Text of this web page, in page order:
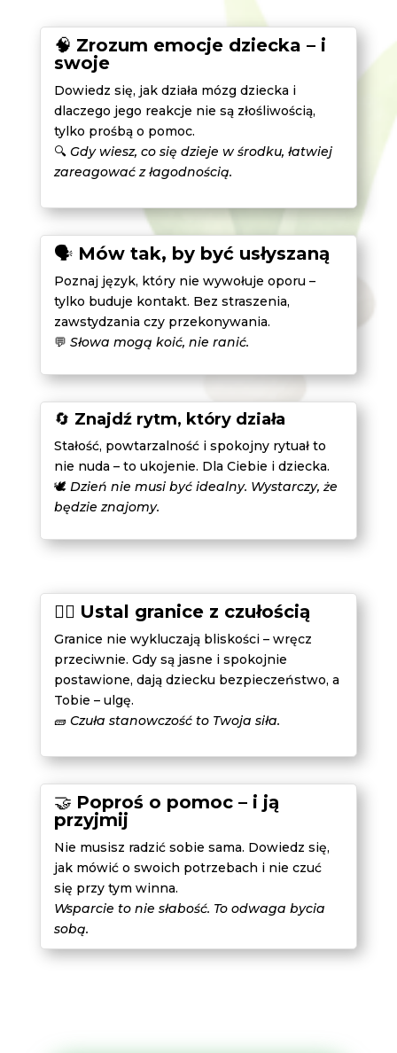
🧠 Zrozum emocje dziecka – i
swoje
Dowiedz się, jak działa mózg dziecka i
dlaczego jego reakcje nie są złośliwością,
tylko prośbą o pomoc.
🔍 Gdy wiesz, co się dzieje w środku, łatwiej
zareagować z łagodnością.
🗣️ Mów tak, by być usłyszaną
Poznaj język, który nie wywołuje oporu –
tylko buduje kontakt. Bez straszenia,
zawstydzania czy przekonywania.
💬 Słowa mogą koić, nie ranić.
🔄 Znajdź rytm, który działa
Stałość, powtarzalność i spokojny rytuał to
nie nuda – to ukojenie. Dla Ciebie i dziecka.
🕊 Dzień nie musi być idealny. Wystarczy, że
będzie znajomy.
🧍‍♀️ Ustal granice z czułością
Granice nie wykluczają bliskości – wręcz
przeciwnie. Gdy są jasne i spokojnie
postawione, dają dziecku bezpieczeństwo, a
Tobie – ulgę.
🧱 Czuła stanowczość to Twoja siła.
🤝 Poproś o pomoc – i ją
przyjmij
Nie musisz radzić sobie sama. Dowiedz się,
jak mówić o swoich potrzebach i nie czuć
się przy tym winna.
Wsparcie to nie słabość. To odwaga bycia
sobą.